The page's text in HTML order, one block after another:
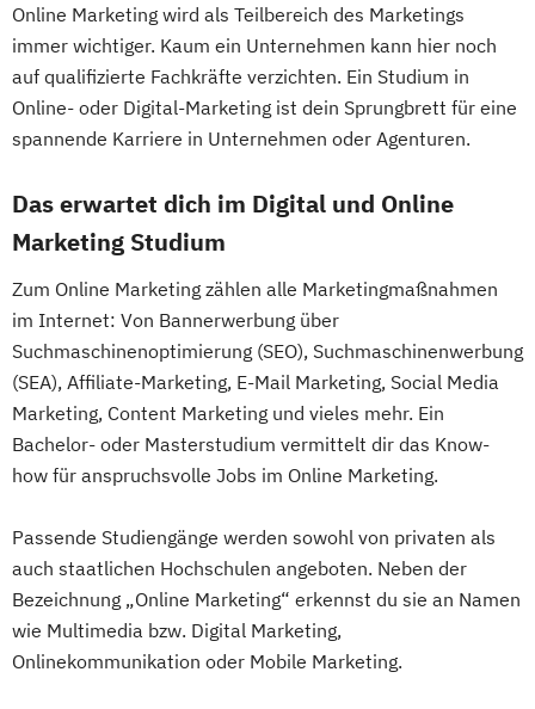
Online Marketing wird als Teilbereich des Marketings
immer wichtiger. Kaum ein Unternehmen kann hier noch
auf qualifizierte Fachkräfte verzichten. Ein Studium in
Online- oder Digital-Marketing ist dein Sprungbrett für eine
spannende Karriere in Unternehmen oder Agenturen.
Das erwartet dich im Digital und Online
Marketing Studium
Zum Online Marketing zählen alle Marketingmaßnahmen
im Internet: Von Bannerwerbung über
Suchmaschinenoptimierung (SEO), Suchmaschinenwerbung
(SEA), Affiliate-Marketing, E-Mail Marketing, Social Media
Marketing, Content Marketing und vieles mehr. Ein
Bachelor- oder Masterstudium vermittelt dir das Know-
how für anspruchsvolle Jobs im Online Marketing.
Passende Studiengänge werden sowohl von privaten als
auch staatlichen Hochschulen angeboten. Neben der
Bezeichnung „Online Marketing“ erkennst du sie an Namen
wie Multimedia bzw. Digital Marketing,
Onlinekommunikation oder Mobile Marketing.